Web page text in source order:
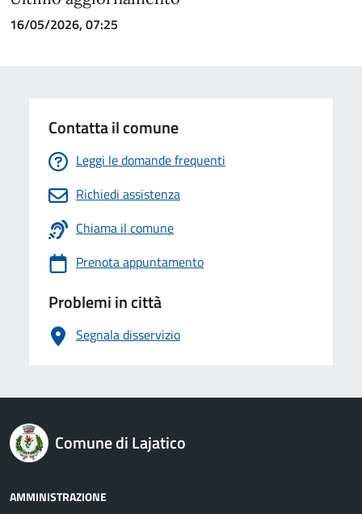
16/05/2026, 07:25
Contatta il comune
Leggi le domande frequenti
Richiedi assistenza
Chiama il comune
Prenota appuntamento
Problemi in città
Segnala disservizio
logo Unione Europea
Comune di Lajatico
AMMINISTRAZIONE